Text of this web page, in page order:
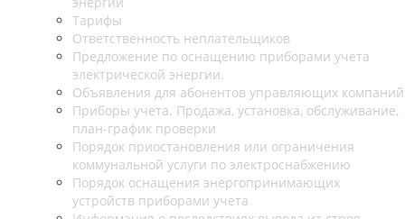
Тарифы
Ответственность неплательщиков
Предложение по оснащению приборами учета
электрической энергии.
Объявления для абонентов управляющих компаний
Приборы учета. Продажа, установка, обслуживание,
план-график проверки
Порядок приостановления или ограничения
коммунальной услуги по электроснабжению
Порядок оснащения энергопринимающих
устройств приборами учета